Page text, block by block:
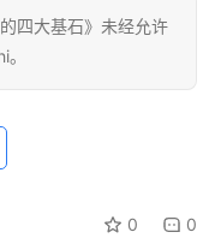
四大基石》未经允许
0 0